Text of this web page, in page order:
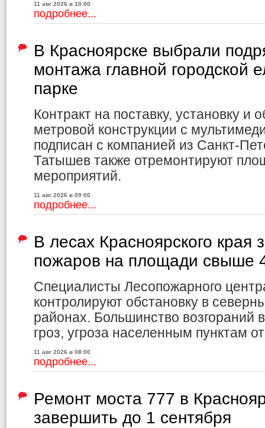
11 авг 2026 в 10:00
подробнее...
В Красноярске выбрали
монтажа главной городской
парке
Контракт на поставку, установку и
метровой конструкции с
подписан с компанией из Санкт-
Татышев также отремонтируют
мероприятий.
11 авг 2026 в 09:00
подробнее...
В лесах Красноярского края
пожаров на площади свыше
Специалисты Лесопожарного
контролируют обстановку в
районах. Большинство возгораний
гроз, угроза населенным пунктам
11 авг 2026 в 08:00
подробнее...
Ремонт моста 777 в
завершить до 1 сентября